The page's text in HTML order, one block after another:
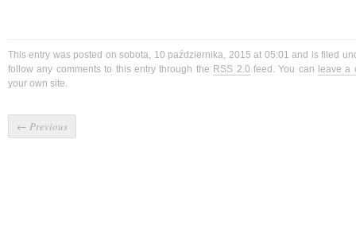
This entry was posted on sobota, 10 października, 2015 at 05:01 and is filed
follow any comments to this entry through the RSS 2.0 feed. You can leave a
your own site.
← Previous